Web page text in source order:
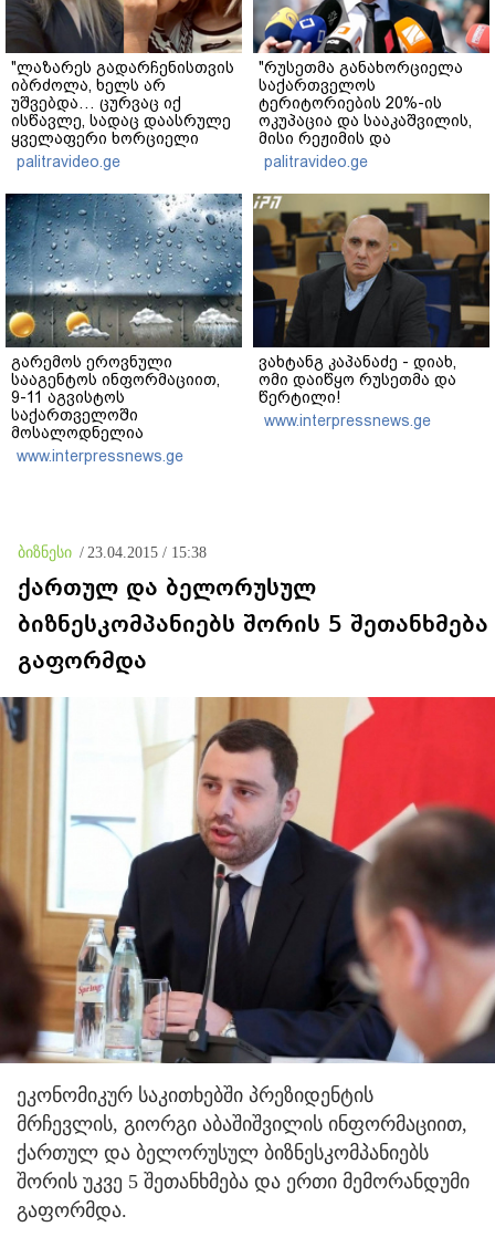
"ლაზარეს გადარჩენისთვის
იბრძოლა, ხელს არ
უშვებდა… ცურვაც იქ
ისწავლე, სადაც დაასრულე
ყველაფერი ხორციელი
ცხოვრებიდან" – რას წერს
ხობში დაღუპული დედა-
შვილის ახლობელი?
palitravideo.ge
"რუსეთმა განახორციელა
საქართველოს
ტერიტორიების 20%-ის
ოკუპაცია და სააკაშვილის,
მისი რეჟიმის და
"ნაცმოძრაობის" ღალატი
ვერანაირად ვერ
გადაფარავს ამ
დანაშაულს" - ირაკლი
კობახიძე
palitravideo.ge
გარემოს ეროვნული
სააგენტოს ინფორმაციით,
9-11 აგვისტოს
საქართველოში
მოსალოდნელია
დროგამოშვებით წვიმა
www.interpressnews.ge
ვახტანგ კაპანაძე - დიახ,
ომი დაიწყო რუსეთმა და
წერტილი!
www.interpressnews.ge
ბიზნესი / 23.04.2015 / 15:38
ქართულ და ბელორუსულ
ბიზნესკომპანიებს შორის 5 შეთანხმება
გაფორმდა
ეკონომიკურ საკითხებში პრეზიდენტის
მრჩევლის, გიორგი აბაშიშვილის ინფორმაციით,
ქართულ და ბელორუსულ ბიზნესკომპანიებს
შორის უკვე 5 შეთანხმება და ერთი მემორანდუმი
გაფორმდა.